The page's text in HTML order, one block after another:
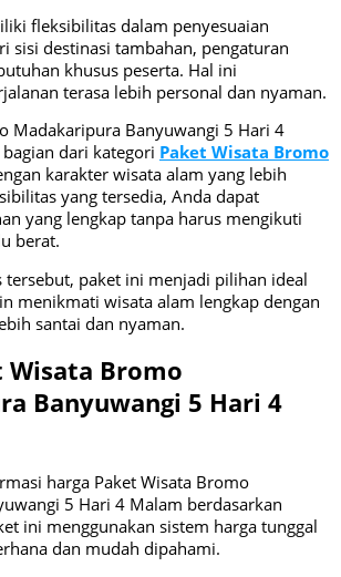
fleksibilitas dalam penyesuaian
sisi destinasi tambahan, pengaturan
khusus peserta. Hal ini
terasa lebih personal dan nyaman.
Madakaripura Banyuwangi 5 Hari 4
dari kategori Paket Wisata Bromo
karakter wisata alam yang lebih
yang tersedia, Anda dapat
yang lengkap tanpa harus mengikuti
berat.
tersebut, paket ini menjadi pilihan ideal
menikmati wisata alam lengkap dengan
santai dan nyaman.
Wisata Bromo
Banyuwangi 5 Hari 4
harga Paket Wisata Bromo
5 Hari 4 Malam berdasarkan
ini menggunakan sistem harga tunggal
dan mudah dipahami.